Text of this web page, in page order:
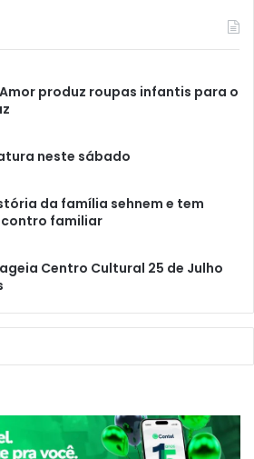
Amor produz roupas infantis para o
neste sábado
da família sehnem e tem
familiar
Centro Cultural 25 de Julho